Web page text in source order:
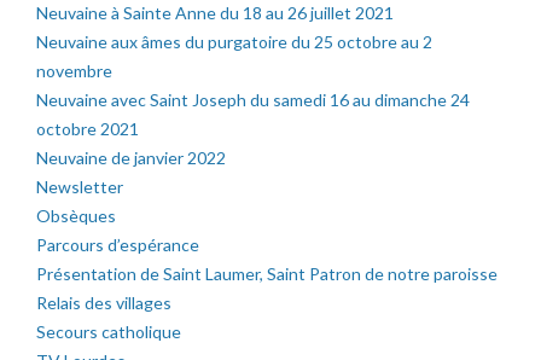
Neuvaine à Sainte Anne du 18 au 26 juillet 2021
Neuvaine aux âmes du purgatoire du 25 octobre au 2
novembre
Neuvaine avec Saint Joseph du samedi 16 au dimanche 24
octobre 2021
Neuvaine de janvier 2022
Newsletter
Obsèques
Parcours d’espérance
Présentation de Saint Laumer, Saint Patron de notre paroisse
Relais des villages
Secours catholique